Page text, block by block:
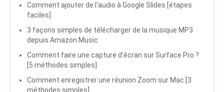
Comment ajouter de l'audio à Google Slides [étapes
faciles]
3 façons simples de télécharger de la musique MP3
depuis Amazon Music
Comment faire une capture d'écran sur Surface Pro ?
[5 méthodes simples]
Comment enregistrer une réunion Zoom sur Mac [3
méthodes simples]